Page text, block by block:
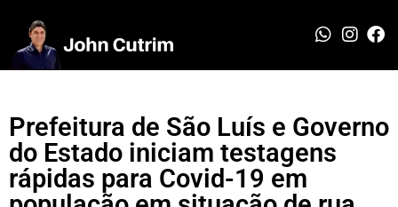
Prefeitura de São Luís e Governo
do Estado iniciam testagens
rápidas para Covid-19 em